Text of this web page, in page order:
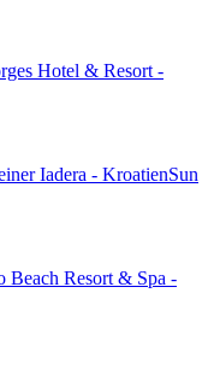
Hotel & Resort -
Iadera - KroatienSun
Beach Resort & Spa -